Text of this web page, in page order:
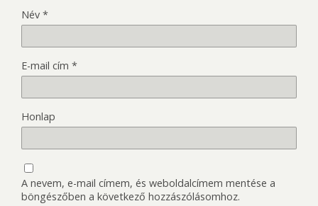
Név *
E-mail cím *
Honlap
A nevem, e-mail címem, és weboldalcímem mentése a
böngészőben a következő hozzászólásomhoz.